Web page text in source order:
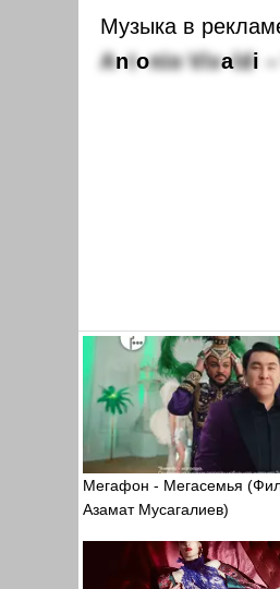
Музыка в
Antonio Vivaldi –
Мегафон - Мегасемья
Азамат Мусагалиев)